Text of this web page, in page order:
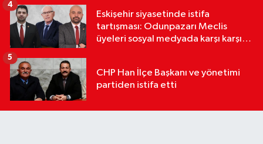
Eskişehir siyasetinde istifa
tartışması: Odunpazarı Meclis
üyeleri sosyal medyada karşı karşıya
4
CHP Han İlçe Başkanı ve yönetimi
partiden istifa etti
5